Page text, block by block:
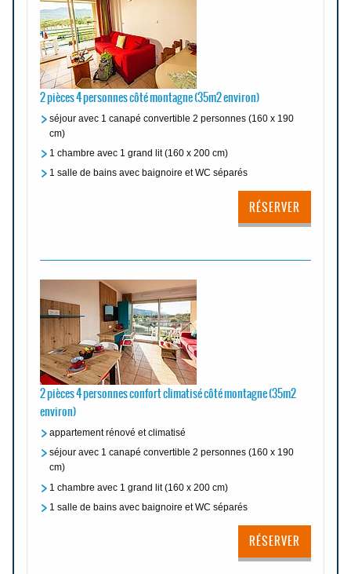
2 pièces 4 personnes côté montagne (35m2 environ)
séjour avec 1 canapé convertible 2 personnes (160 x 190
cm)
1 chambre avec 1 grand lit (160 x 200 cm)
1 salle de bains avec baignoire et WC séparés
RÉSERVER
2 pièces 4 personnes confort climatisé côté montagne (35m2
environ)
appartement rénové et climatisé
séjour avec 1 canapé convertible 2 personnes (160 x 190
cm)
1 chambre avec 1 grand lit (160 x 200 cm)
1 salle de bains avec baignoire et WC séparés
RÉSERVER